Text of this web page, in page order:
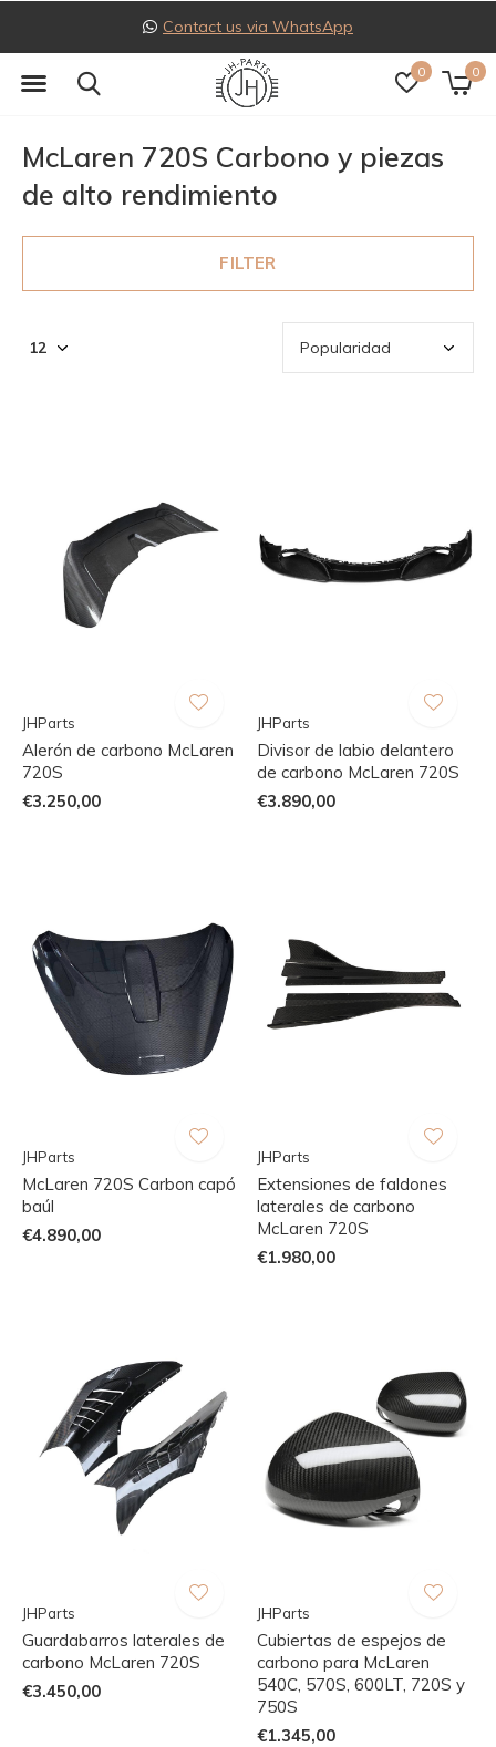
0 0
Follow us on Instagram
McLaren 720S Carbono y piezas
de alto rendimiento
FILTER
JHParts
Alerón de carbono McLaren
720S
€3.250,00
JHParts
Divisor de labio delantero
de carbono McLaren 720S
€3.890,00
JHParts
McLaren 720S Carbon capó
baúl
€4.890,00
JHParts
Extensiones de faldones
laterales de carbono
McLaren 720S
€1.980,00
JHParts
Guardabarros laterales de
carbono McLaren 720S
€3.450,00
JHParts
Cubiertas de espejos de
carbono para McLaren
540C, 570S, 600LT, 720S y
750S
€1.345,00